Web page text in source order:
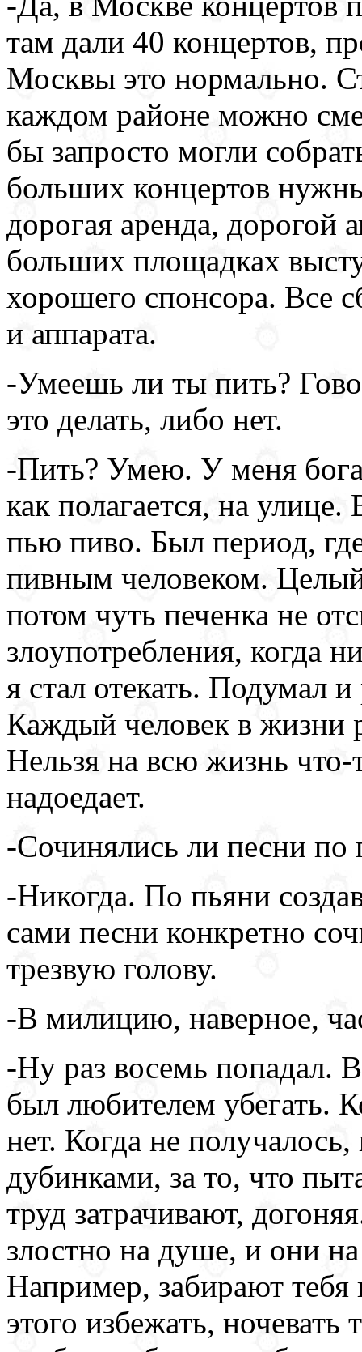
там дали 40 концертов,
Москвы это нормально.
каждом районе можно
бы запросто могли
больших концертов
дорогая аренда, дорогой
больших площадках
хорошего спонсора. Все
и аппарата.
-Умеешь ли ты пить?
это делать, либо нет.
-Пить? Умею. У меня
как полагается, на
пью пиво. Был период,
пивным человеком.
потом чуть печенка не
злоупотребления, когда
я стал отекать. Подумал
Каждый человек в жизни
Нельзя на всю жизнь что-
надоедает.
-Сочинялись ли песни по
-Никогда. По пьяни
сами песни конкретно
трезвую голову.
-В милицию, наверное,
-Ну раз восемь попадал.
был любителем убегать.
нет. Когда не
дубинками, за то, что
труд затрачивают,
злостно на душе, и они
Например, забирают тебя
этого избежать, ночевать